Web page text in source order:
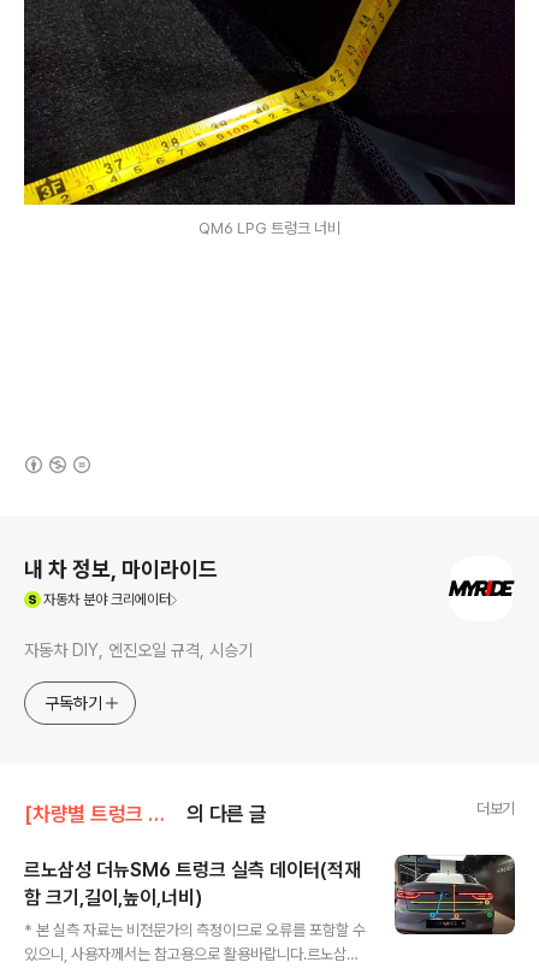
QM6 LPG 트렁크 너비
내 차 정보, 마이라이드
자동차분야 크리에이터
자동차 DIY, 엔진오일 규격, 시승기
구독하기
[차량별 트렁크 실측]/르노삼성 트렁크 의 다른 글 더보기
르노삼성 더뉴SM6 트렁크 실측 데이터(적재
함 크기,길이,높이,너비)
* 본 실측 자료는 비전문가의 측정이므로 오류를 포함할 수
있으니, 사용자께서는 참고용으로 활용바랍니다.르노삼성